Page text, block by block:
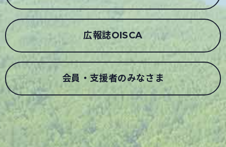
広報誌OISCA
会員・支援者のみなさま